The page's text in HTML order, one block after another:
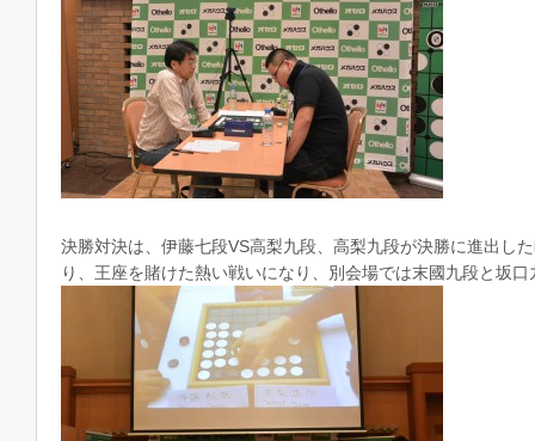
決勝対決は、伊藤七段VS高梨九段、高梨九段が決勝に進出し
り、王座を賭けた熱い戦いになり、別会場では末國九段と坂